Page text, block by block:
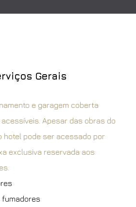
Gerais
e garagem coberta
Apesar das obras do
hotel pode ser acessado por
exclusiva reservada aos
fumadores